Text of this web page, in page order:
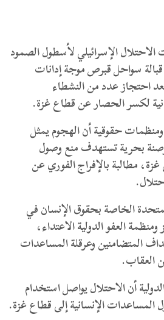
الإسرائيلي لأسطول الصمود
قبالة سواحل قبرص موجة إدانات
احتجاز عدد من النشطاء
لكسر الحصار عن قطاع غزة.
حقوقية أن الهجوم يمثل
بحرية تستهدف منع وصول
مطالبة بالإفراج الفوري عن
الخاصة بحقوق الإنسان في
العفو الدولية الاعتداء،
المتضامنين وعرقلة المساعدات
العقاب.
أن الاحتلال يواصل استخدام
المساعدات الإنسانية إلى قطاع غزة.